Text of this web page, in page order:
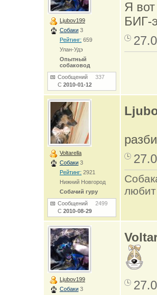
Ljubov199
Собаки 3
Рейтинг: 659
Улан-Удэ
Опытный
собаковод
Сообщений 337
С 2010-01-12
Я
БИГ-
Voltarella
Собаки 3
Рейтинг: 2921
Нижний Новгород
Собачий гуру
Сообщений 2499
С 2010-08-29
Ljubov199
Собаки 3